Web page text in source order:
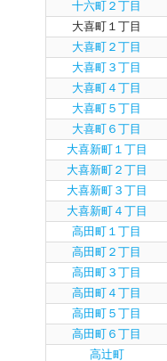
十六町２丁目
大喜町１丁目
大喜町２丁目
大喜町３丁目
大喜町４丁目
大喜町５丁目
大喜町６丁目
大喜新町１丁目
大喜新町２丁目
大喜新町３丁目
大喜新町４丁目
高田町１丁目
高田町２丁目
高田町３丁目
高田町４丁目
高田町５丁目
高田町６丁目
高辻町